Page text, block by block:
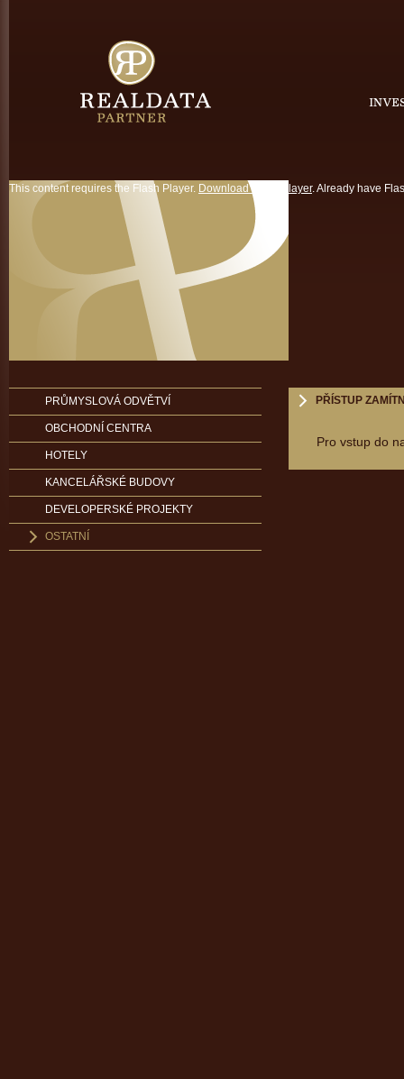
This content requires the Flash Player. Download Flash Player. Already have
PRŮMYSLOVÁ ODVĚTVÍ
OBCHODNÍ CENTRA
HOTELY
KANCELÁŘSKÉ BUDOVY
DEVELOPERSKÉ PROJEKTY
OSTATNÍ
PŘÍSTUP
Pro vstup do